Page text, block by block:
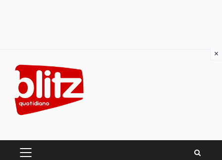
content
PRIMARY
×